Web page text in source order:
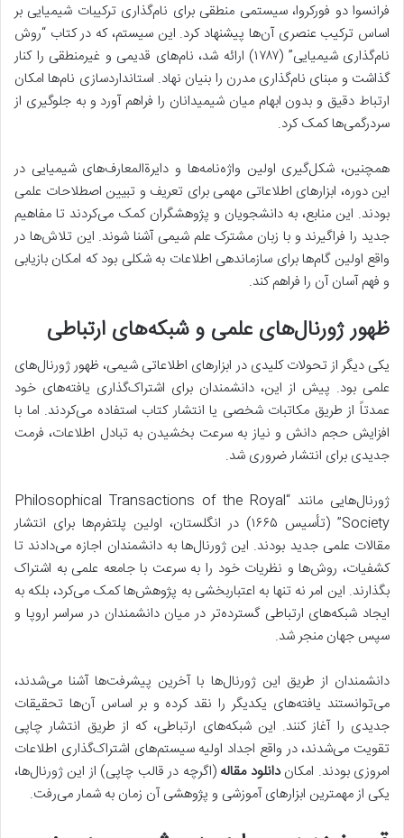
فرانسوا دو فورکروا، سیستمی منطقی برای نام‌گذاری ترکیبات شیمیایی بر
اساس ترکیب عنصری آن‌ها پیشنهاد کرد. این سیستم، که در کتاب “روش
نام‌گذاری شیمیایی” (۱۷۸۷) ارائه شد، نام‌های قدیمی و غیرمنطقی را کنار
گذاشت و مبنای نام‌گذاری مدرن را بنیان نهاد. استانداردسازی نام‌ها امکان
ارتباط دقیق و بدون ابهام میان شیمیدانان را فراهم آورد و به جلوگیری از
سردرگمی‌ها کمک کرد.
همچنین، شکل‌گیری اولین واژه‌نامه‌ها و دایرةالمعارف‌های شیمیایی در
این دوره، ابزارهای اطلاعاتی مهمی برای تعریف و تبیین اصطلاحات علمی
بودند. این منابع، به دانشجویان و پژوهشگران کمک می‌کردند تا مفاهیم
جدید را فراگیرند و با زبان مشترک علم شیمی آشنا شوند. این تلاش‌ها در
واقع اولین گام‌ها برای سازماندهی اطلاعات به شکلی بود که امکان بازیابی
و فهم آسان آن را فراهم کند.
ظهور ژورنال‌های علمی و شبکه‌های ارتباطی
یکی دیگر از تحولات کلیدی در ابزارهای اطلاعاتی شیمی، ظهور ژورنال‌های
علمی بود. پیش از این، دانشمندان برای اشتراک‌گذاری یافته‌های خود
عمدتاً از طریق مکاتبات شخصی یا انتشار کتاب استفاده می‌کردند. اما با
افزایش حجم دانش و نیاز به سرعت بخشیدن به تبادل اطلاعات، فرمت
جدیدی برای انتشار ضروری شد.
ژورنال‌هایی مانند “Philosophical Transactions of the Royal
Society” (تأسیس ۱۶۶۵) در انگلستان، اولین پلتفرم‌ها برای انتشار
مقالات علمی جدید بودند. این ژورنال‌ها به دانشمندان اجازه می‌دادند تا
کشفیات، روش‌ها و نظریات خود را به سرعت با جامعه علمی به اشتراک
بگذارند. این امر نه تنها به اعتباربخشی به پژوهش‌ها کمک می‌کرد، بلکه به
ایجاد شبکه‌های ارتباطی گسترده‌تر در میان دانشمندان در سراسر اروپا و
سپس جهان منجر شد.
دانشمندان از طریق این ژورنال‌ها با آخرین پیشرفت‌ها آشنا می‌شدند،
می‌توانستند یافته‌های یکدیگر را نقد کرده و بر اساس آن‌ها تحقیقات
جدیدی را آغاز کنند. این شبکه‌های ارتباطی، که از طریق انتشار چاپی
تقویت می‌شدند، در واقع اجداد اولیه سیستم‌های اشتراک‌گذاری اطلاعات
امروزی بودند. امکاندانلود مقاله (اگرچه در قالب چاپی) از این ژورنال‌ها،
یکی از مهمترین ابزارهای آموزشی و پژوهشی آن زمان به شمار می‌رفت.